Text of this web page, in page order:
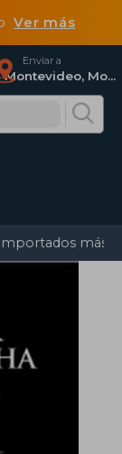
Ver más
Enviar a
Montevideo, Montevideo
más